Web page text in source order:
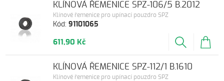
Kód:91101065
Klínové řemenice pro upínací pouzdro SPZ
KLÍNOVÁ ŘEMENICE SPZ-106/5 B.2012
611,90 Kč
Klínové řemenice pro upínací pouzdro SPZ
KLÍNOVÁ ŘEMENICE SPZ-112/1 B.1610